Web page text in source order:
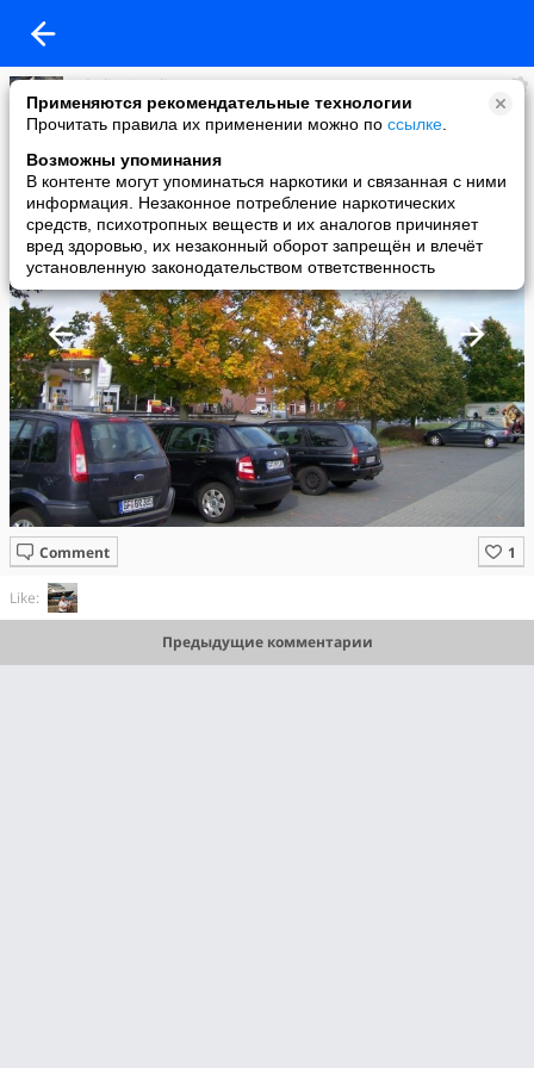
Применяются рекомендательные технологии
Прочитать правила их применении можно по ссылке
Возможны упоминания
В контенте могут упоминаться наркотики и связанная с ними
информация. Незаконное потребление наркотических
средств, психотропных веществ и их аналогов причиняет
вред здоровью, их незаконный оборот запрещён и влечёт
установленную законодательством ответственность
Wladimir Jedig
added a photo
17 Oct в 01:45
Comment
Like:
Предыдущие комментарии